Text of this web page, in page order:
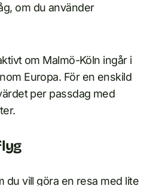
om du använder
om Malmö-Köln ingår i
Europa. För en enskild
per passdag med
du vill göra en resa med lite